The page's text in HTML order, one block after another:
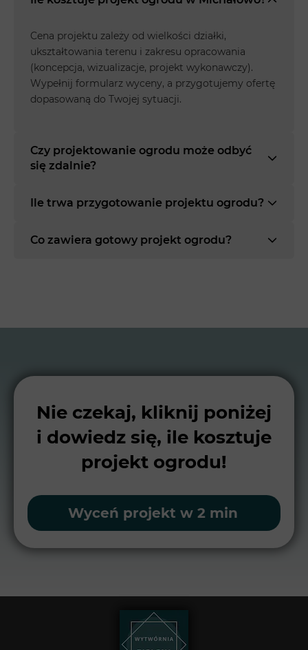
Cena projektu zależy od wielkości działki,
ukształtowania terenu i zakresu opracowania
(koncepcja, wizualizacje, projekt wykonawczy).
Wypełnij formularz wyceny, a przygotujemy ofertę
dopasowaną do Twojej sytuacji.
Czy projektowanie ogrodu może odbyć
się zdalnie?
Ile trwa przygotowanie projektu ogrodu?
Co zawiera gotowy projekt ogrodu?
Nie czekaj, kliknij poniżej
i dowiedz się, ile kosztuje
projekt ogrodu!
Wyceń projekt w 2 min